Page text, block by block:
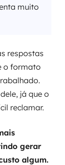
muito
respostas
o formato
já que o
reclamar.
gerar
algum.